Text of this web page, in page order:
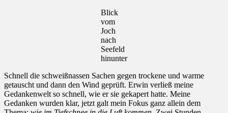
Blick
vom
Joch
nach
Seefeld
hinunter
Schnell die schweißnassen Sachen gegen trockene und warme
getauscht und dann den Wind geprüft. Erwin verließ meine
Gedankenwelt so schnell, wie er sie gekapert hatte. Meine
Gedanken wurden klar, jetzt galt mein Fokus ganz allein dem